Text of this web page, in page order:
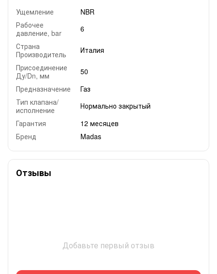
Ущемление
NBR
Рабочее
давление, bar
6
Страна
Производитель
Италия
Присоединение
Ду/Dn, мм
50
Предназначение
Газ
Тип клапана/
исполнение
Нормально закрытый
Гарантия
12 месяцев
Бренд
Madas
Отзывы
Добавьте первый отзыв